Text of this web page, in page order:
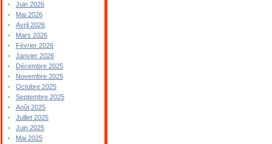
Juin 2026
Mai 2026
Avril 2026
Mars 2026
Février 2026
Janvier 2026
Décembre 2025
Novembre 2025
Octobre 2025
Septembre 2025
Août 2025
Juillet 2025
Juin 2025
Mai 2025